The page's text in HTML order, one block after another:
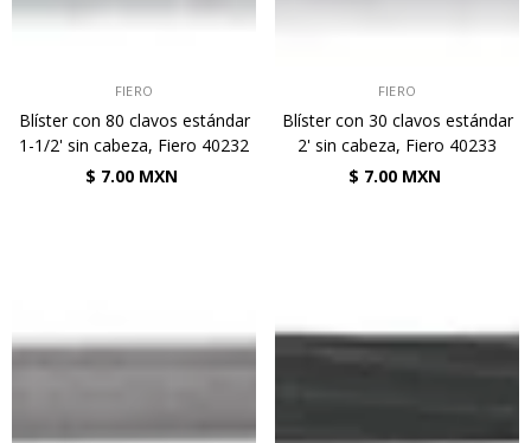
FIERO
Blíster con 80 clavos estándar
1-1/2' sin cabeza, Fiero 40232
$ 7.00 MXN
FIERO
Blíster con 30 clavos estándar
2' sin cabeza, Fiero 40233
$ 7.00 MXN